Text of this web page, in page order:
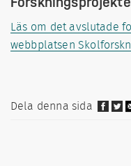
Läs om det avslutade
webbplatsen
Dela denna sida